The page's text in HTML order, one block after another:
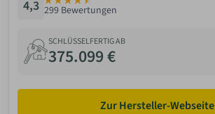
4,3 299 Bewertungen
SCHLÜSSELFERTIG AB
375.099 €
Zur Hersteller-Webseite